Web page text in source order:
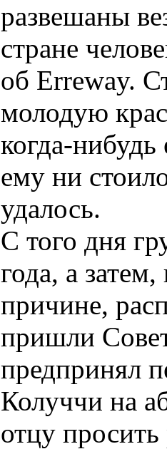
развешаны
стране
об Erreway.
молодую
когда-нибудь
ему ни
удалось.
С того дня
года, а
причине,
пришли
предпринял
Колуччи на
отцу